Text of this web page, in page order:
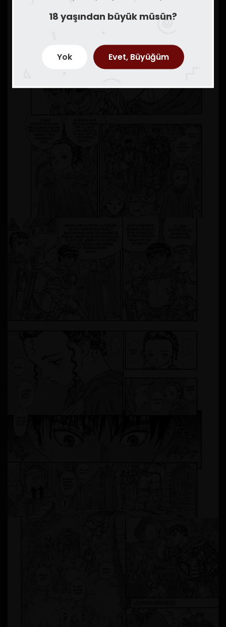
18 yaşından büyük müsün?
Yok Evet, Büyüğüm